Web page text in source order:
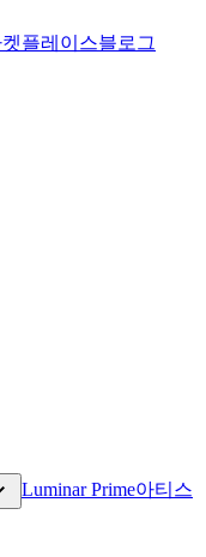
플레이스블로그
Luminar Prime아티스